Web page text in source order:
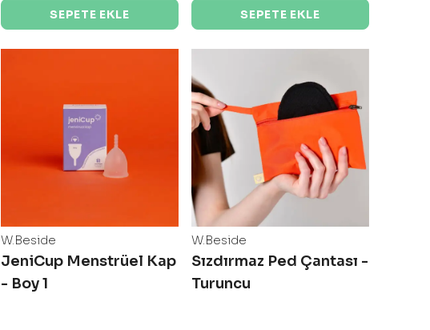
SEPETE EKLE SEPETE EKLE
W.Beside
JeniCup Menstrüel Kap
- Boy 1
W.Beside
Sızdırmaz Ped Çantası -
Turuncu